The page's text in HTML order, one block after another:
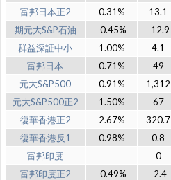
富邦日本正2
0.31% 13.1
期元大S&P石油
-0.45% -12.9
群益深証中小
1.00% 4.1
富邦日本
0.71% 49
元大S&P500
0.91% 1,312
元大S&P500正2
1.50% 67
復華香港正2
2.67% 320.7
復華香港反1
0.98% 0.8
富邦印度
0
富邦印度正2
-0.49% -2.4